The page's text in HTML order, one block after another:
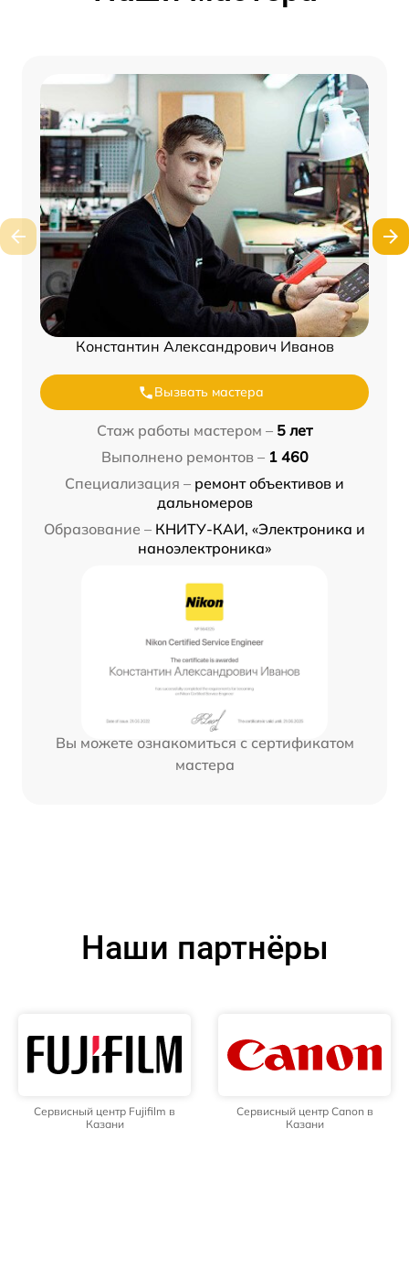
Константин Александрович Иванов
Вызвать мастера
Стаж работы мастером – 5 лет
Выполнено ремонтов – 1 460
Специализация – ремонт объективов и
дальномеров
Образование – КНИТУ-КАИ, «Электроника и
наноэлектроника»
Вы можете ознакомиться с сертификатом
мастера
Наши партнёры
Сервисный центр Fujifilm в
Казани
Сервисный центр Canon в
Казани